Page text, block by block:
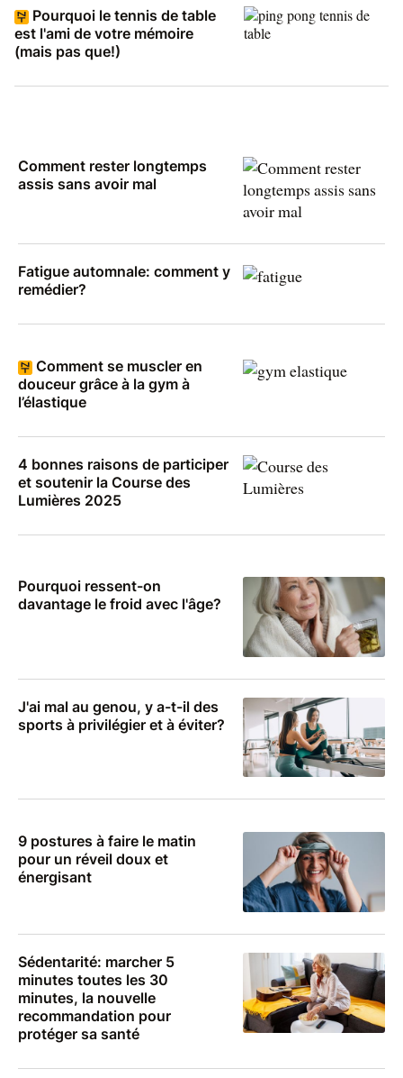
Pourquoi le tennis de table
est l'ami de votre mémoire
(mais pas que!)
Comment rester longtemps
assis sans avoir mal
Fatigue automnale: comment y
remédier?
Comment se muscler en
douceur grâce à la gym à
l’élastique
4 bonnes raisons de participer
et soutenir la Course des
Lumières 2025
Pourquoi ressent-on
davantage le froid avec l'âge?
J'ai mal au genou, y a-t-il des
sports à privilégier et à éviter?
9 postures à faire le matin
pour un réveil doux et
énergisant
Sédentarité: marcher 5
minutes toutes les 30
minutes, la nouvelle
recommandation pour
protéger sa santé